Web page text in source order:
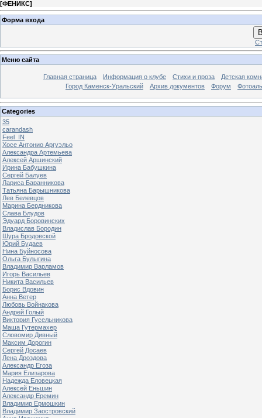
[ФЕНИКС]
Форма входа
Меню сайта
Главная страница Информация о клубе Стихи и проза
Детская
Город Каменск-Уральский
Архив документов Форум
Categories
35
carandash
Feel_IN
Хосе Антонио Аргуэльо
Александра Артемьева
Алексей Аршинский
Ирина Бабушкина
Сергей Балуев
Лариса Баранникова
Татьяна Барышникова
Лев Белевцов
Марина Бердникова
Слава Блудов
Эдуард Боровинских
Владислав Бородин
Шура Бродовской
Юрий Будаев
Нина Буйносова
Ольга Булыгина
Владимир Варламов
Игорь Васильев
Никита Васильев
Борис Вдовин
Анна Ветер
Любовь Войнакова
Андрей Голый
Виктория Гусельникова
Маша Гутермахер
Словомир Дивный
Максим Дорогин
Сергей Досаев
Лена Дроздова
Александр Егоза
Мария Елизарова
Надежда Еловецкая
Алексей Еньшин
Александр Еремин
Владимир Ермошкин
Владимир Заостровский